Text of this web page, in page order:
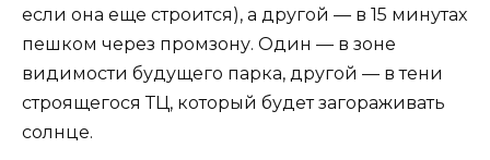
если она еще строится), а другой — в 15 минутах
пешком через промзону. Один — в зоне
видимости будущего парка, другой — в тени
строящегося ТЦ, который будет загораживать
солнце.